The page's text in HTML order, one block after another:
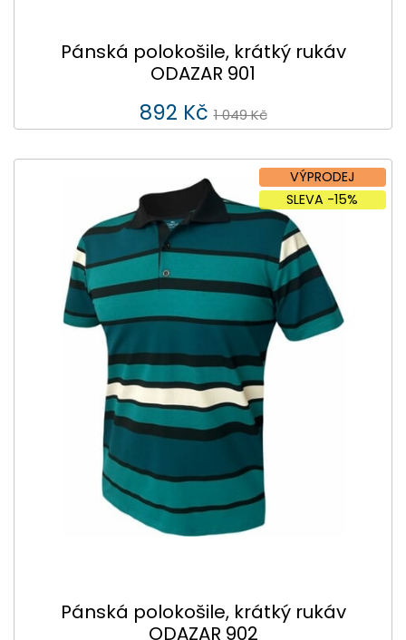
Pánská polokošile, krátký rukáv
ODAZAR 901
892 Kč 1 049 Kč
VÝPRODEJ
SLEVA -15%
Pánská polokošile, krátký rukáv
ODAZAR 902